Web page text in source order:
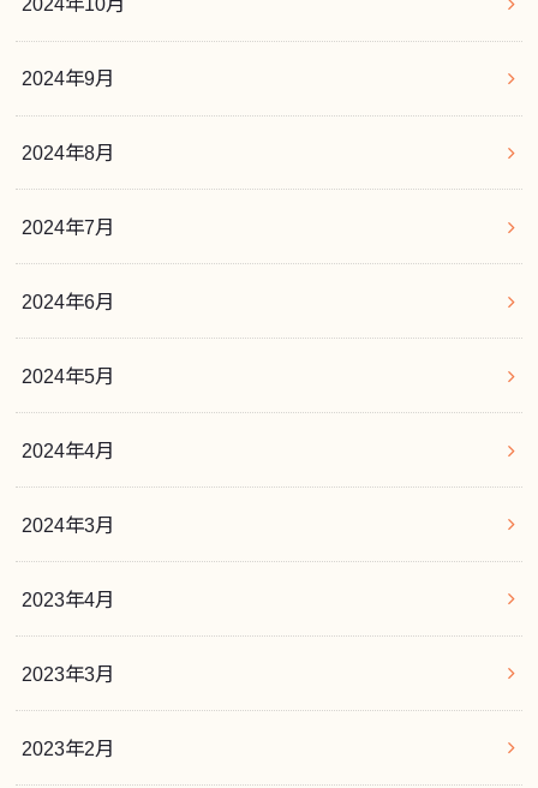
2024年9月
2024年8月
2024年7月
2024年6月
2024年5月
2024年4月
2024年3月
2023年4月
2023年3月
2023年2月